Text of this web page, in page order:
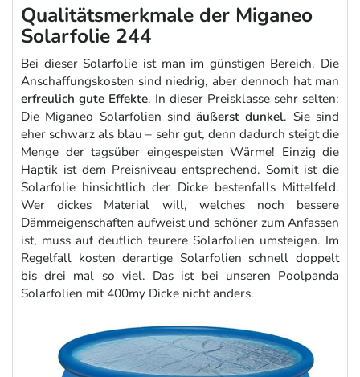
Qualitätsmerkmale der Miganeo
Solarfolie 244
Bei dieser Solarfolie ist man im günstigen Bereich. Die
Anschaffungskosten sind niedrig, aber dennoch hat man
erfreulich gute Effekte. In dieser Preisklasse sehr selten:
Die Miganeo Solarfolien sindäußerst dunkel. Sie sind
eher schwarz als blau – sehr gut, denn dadurch steigt die
Menge der tagsüber eingespeisten Wärme! Einzig die
Haptik ist dem Preisniveau entsprechend. Somit ist die
Solarfolie hinsichtlich der Dicke bestenfalls Mittelfeld.
Wer dickes Material will, welches noch bessere
Dämmeigenschaften aufweist und schöner zum Anfassen
ist, muss auf deutlich teurere Solarfolien umsteigen. Im
Regelfall kosten derartige Solarfolien schnell doppelt
bis drei mal so viel. Das ist bei unseren Poolpanda
Solarfolien mit 400my Dicke nicht anders.